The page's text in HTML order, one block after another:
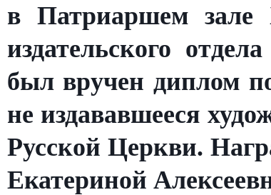
в Патриаршем зале
издательского
был вручен диплом
не издававшееся
Русской Церкви.
Екатериной